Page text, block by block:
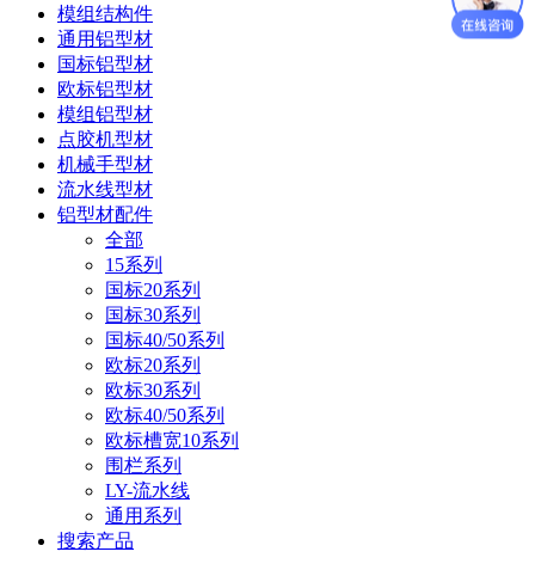
模组结构件
通用铝型材
国标铝型材
欧标铝型材
模组铝型材
点胶机型材
机械手型材
流水线型材
铝型材配件
全部
15系列
国标20系列
国标30系列
国标40/50系列
欧标20系列
欧标30系列
欧标40/50系列
欧标槽宽10系列
围栏系列
LY-流水线
通用系列
搜索产品